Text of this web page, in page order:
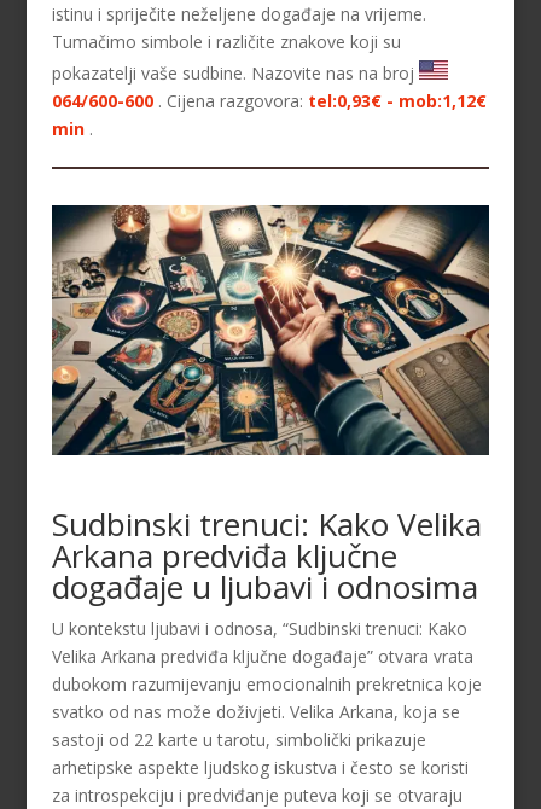
istinu i spriječite neželjene događaje na vrijeme.
Tumačimo simbole i različite znakove koji su
pokazatelji vaše sudbine. Nazovite nas na broj
064/600-600 . Cijena razgovora: tel:0,93€ - mob:1,12€
min .
Sudbinski trenuci: Kako Velika
Arkana predviđa ključne
događaje u ljubavi i odnosima
U kontekstu ljubavi i odnosa, “Sudbinski trenuci: Kako
Velika Arkana predviđa ključne događaje” otvara vrata
dubokom razumijevanju emocionalnih prekretnica koje
svatko od nas može doživjeti. Velika Arkana, koja se
sastoji od 22 karte u tarotu, simbolički prikazuje
arhetipske aspekte ljudskog iskustva i često se koristi
za introspekciju i predviđanje puteva koji se otvaraju